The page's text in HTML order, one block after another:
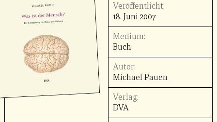
Veröffentlicht:
18. Juni 2007
Medium:
Buch
Autor:
Michael Pauen
Verlag:
DVA